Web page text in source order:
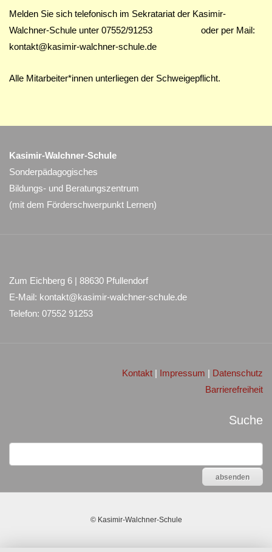
Melden Sie sich telefonisch im Sekratariat der Kasimir-
Walchner-Schule unter 07552/91253 oder per Mail:
kontakt@kasimir-walchner-schule.de
Alle Mitarbeiter*innen unterliegen der Schweigepflicht.
Kasimir-Walchner-Schule
Sonderpädagogisches
Bildungs- und Beratungszentrum
(mit dem Förderschwerpunkt Lernen)
Zum Eichberg 6 | 88630 Pfullendorf
E-Mail: kontakt@kasimir-walchner-schule.de
Telefon: 07552 91253
Kontakt | Impressum | Datenschutz
Barrierefreiheit
Suche
©Kasimir-Walchner-Schule